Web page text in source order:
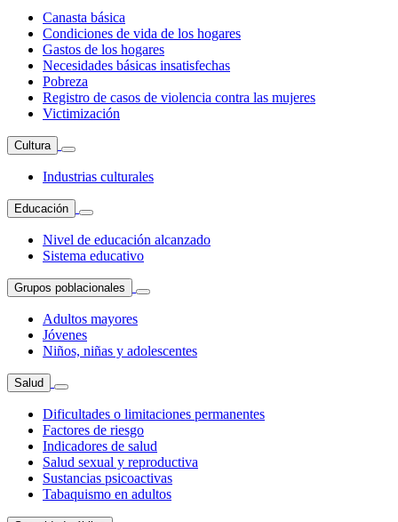
Canasta básica
Condiciones de vida de los hogares
Gastos de los hogares
Necesidades básicas insatisfechas
Pobreza
Registro de casos de violencia contra las mujeres
Victimización
Cultura
Industrias culturales
Educación
Nivel de educación alcanzado
Sistema educativo
Grupos poblacionales
Adultos mayores
Jóvenes
Niños, niñas y adolescentes
Salud
Dificultades o limitaciones permanentes
Factores de riesgo
Indicadores de salud
Salud sexual y reproductiva
Sustancias psicoactivas
Tabaquismo en adultos